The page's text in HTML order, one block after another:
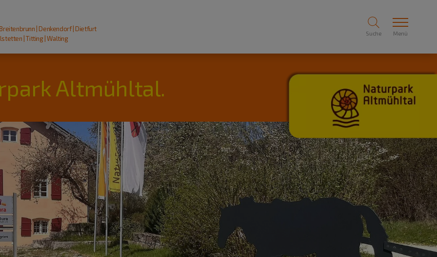
| Denkendorf | Dietfurt
| Titting | Walting
Suche Menü
Altmühltal.